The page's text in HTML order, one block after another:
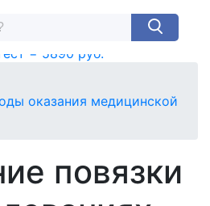
= 5890 руб.
идеальный подарок для
оказания медицинской
повязки